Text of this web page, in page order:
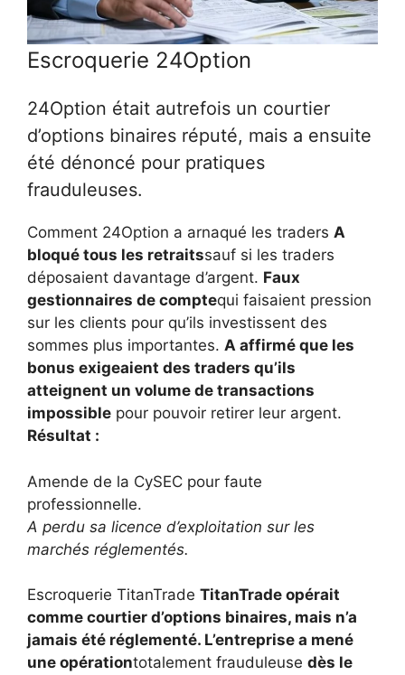
Escroquerie 24Option
24Option était autrefois un courtier
d’options binaires réputé, mais a ensuite
été dénoncé pour pratiques
frauduleuses.
Comment 24Option a arnaqué les traders A
bloqué tous les retraitssauf si les traders
déposaient davantage d’argent. Faux
gestionnaires de comptequi faisaient pression
sur les clients pour qu’ils investissent des
sommes plus importantes. A affirmé que les
bonus exigeaient des traders qu’ils
atteignent un volume de transactions
impossible pour pouvoir retirer leur argent.
Résultat :
Amende de la CySEC pour faute
professionnelle.
A perdu sa licence d’exploitation sur les
marchés réglementés.
Escroquerie TitanTrade TitanTrade opérait
comme courtier d’options binaires, mais n’a
jamais été réglementé. L’entreprise a mené
une opérationtotalement frauduleuse dès le